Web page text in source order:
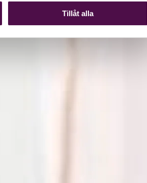
Tillåt alla